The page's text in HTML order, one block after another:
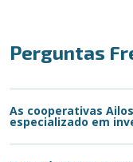
Perguntas
As cooperativas
especializado em